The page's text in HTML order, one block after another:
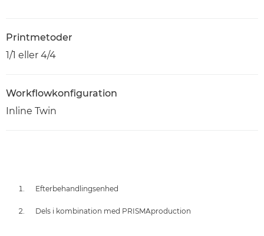
Printmetoder
1/1 eller 4/4
Workflowkonfiguration
Inline Twin
Efterbehandlingsenhed
Dels i kombination med PRISMAproduction